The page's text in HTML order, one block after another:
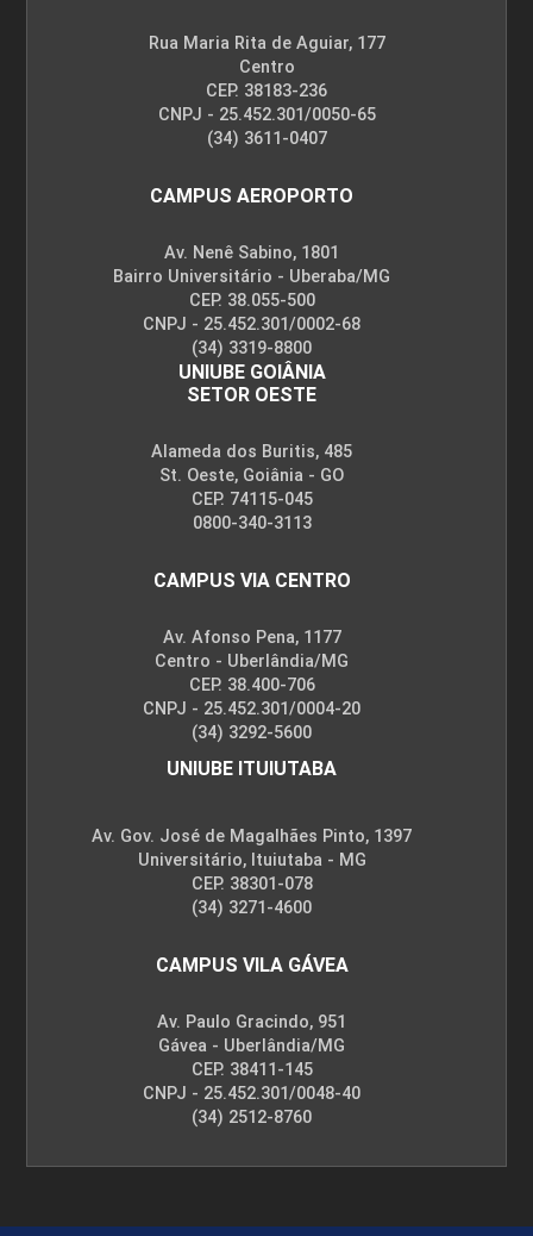
Rua Maria Rita de Aguiar, 177
Centro
CEP. 38183-236
CNPJ - 25.452.301/0050-65
(34) 3611-0407
CAMPUS AEROPORTO
Av. Nenê Sabino, 1801
Bairro Universitário - Uberaba/MG
CEP. 38.055-500
CNPJ - 25.452.301/0002-68
(34) 3319-8800
UNIUBE GOIÂNIA
SETOR OESTE
Alameda dos Buritis, 485
St. Oeste, Goiânia - GO
CEP. 74115-045
0800-340-3113
CAMPUS VIA CENTRO
Av. Afonso Pena, 1177
Centro - Uberlândia/MG
CEP. 38.400-706
CNPJ - 25.452.301/0004-20
(34) 3292-5600
UNIUBE ITUIUTABA
Av. Gov. José de Magalhães Pinto, 1397
Universitário, Ituiutaba - MG
CEP. 38301-078
(34) 3271-4600
CAMPUS VILA GÁVEA
Av. Paulo Gracindo, 951
Gávea - Uberlândia/MG
CEP. 38411-145
CNPJ - 25.452.301/0048-40
(34) 2512-8760